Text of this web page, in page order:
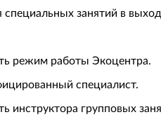
специальных занятий в
режим работы Экоцентра.
специалист.
инструктора групповых